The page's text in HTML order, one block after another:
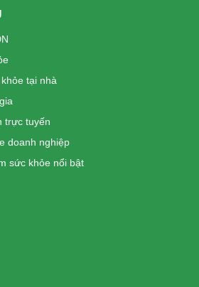
tại nhà
trực tuyến
doanh nghiệp
sức khỏe nổi bật